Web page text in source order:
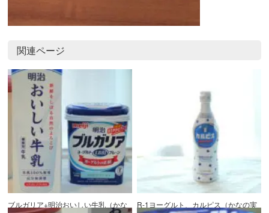
関連ページ
ブルガリア+明治おいしい牛乳（かな
R-1ヨーグルト、カルピス（かなの実